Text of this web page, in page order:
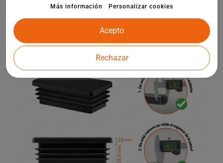
infantiles y otros elementos de la arquitectura de jardines.
Más información Personalizar cookies
Rechazar
Acepto